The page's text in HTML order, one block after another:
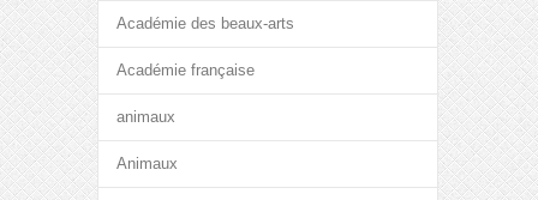
Académie des beaux-arts
Académie française
animaux
Animaux